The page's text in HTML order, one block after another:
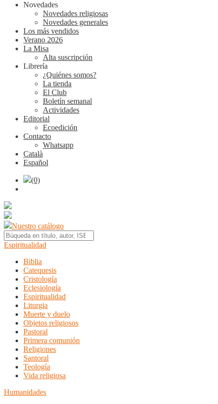
Novedades
Novedades religiosas
Novedades generales
Los más vendidos
Verano 2026
La Misa
Alta suscripción
Librería
¿Quiénes somos?
La tienda
El Club
Boletín semanal
Actividades
Editorial
Ecoedición
Contacto
Whatsapp
Català
Español
(0)
Nuestro catálogo
Espiritualidad
Biblia
Catequesis
Cristología
Eclesiología
Espiritualidad
Liturgia
Muerte y duelo
Objetos religiosos
Pastoral
Primera comunión
Religiones
Santoral
Teología
Vida religiosa
Humanidades